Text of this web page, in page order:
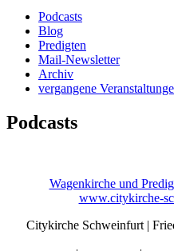
Podcasts
Blog
Predigten
Mail-Newsletter
Archiv
vergangene
Podcasts
Wagenkirche und
www.citykirche-
Citykirche Schweinfurt |